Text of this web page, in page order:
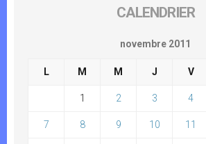
CALENDRIER
novembre 2011
L M M J V
1 2 3 4
7 8 9 10 11